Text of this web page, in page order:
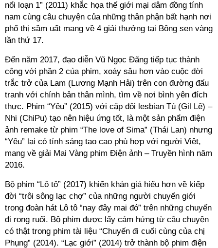
nổi loạn 1” (2011) khắc họa thế giới mại dâm đồng tính
nam cùng câu chuyện của những thân phận bất hạnh nơi
phố thị sầm uất mang về 4 giải thưởng tại Bông sen vàng
lần thứ 17.
Đến năm 2017, đạo diễn Vũ Ngọc Đãng tiếp tục thành
công với phần 2 của phim, xoáy sâu hơn vào cuộc đời
trắc trở của Lam (Lương Mạnh Hải) trên con đường đấu
tranh với chính bản thân mình, tìm về nơi bình yên đích
thực. Phim “Yêu” (2015) với cặp đôi lesbian Tú (Gil Lê) –
Nhi (ChiPu) tạo nên hiệu ứng tốt, là một sản phẩm điện
ảnh remake từ phim “The love of Sima” (Thái Lan) nhưng
“Yêu” lại có tính sáng tạo cao phù hợp với người Việt,
mang về giải Mai Vàng phim Điện ảnh – Truyền hình năm
2016.
Bộ phim “Lô tô” (2017) khiến khán giả hiểu hơn về kiếp
đời “trôi sông lạc chợ” của những người chuyển giới
trong đoàn hát Lô tô “nay đây mai đó” trên những chuyến
đi rong ruổi. Bộ phim được lấy cảm hứng từ câu chuyện
có thật trong phim tài liệu “Chuyến đi cuối cùng của chị
Phụng” (2014). “Lạc giới” (2014) trở thành bộ phim điện